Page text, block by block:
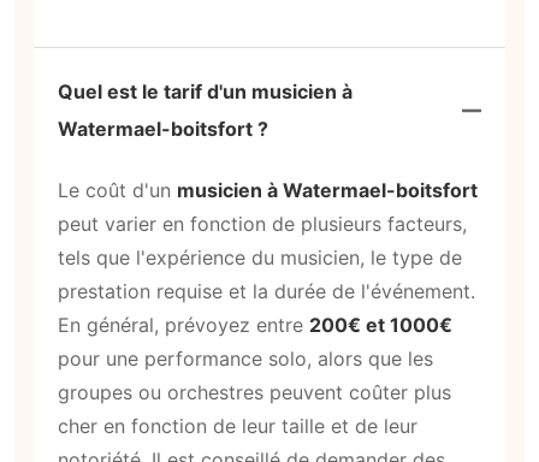
Quel est le tarif d'un musicien à
Watermael-boitsfort ?
Le coût d'un musicien à Watermael-boitsfort
peut varier en fonction de plusieurs facteurs,
tels que l'expérience du musicien, le type de
prestation requise et la durée de l'événement.
En général, prévoyez entre 200€ et 1000€
pour une performance solo, alors que les
groupes ou orchestres peuvent coûter plus
cher en fonction de leur taille et de leur